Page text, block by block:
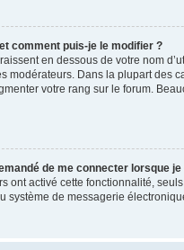
comment puis-je le modifier ?
en dessous de votre nom
modérateurs. Dans la plupart des
votre rang sur le forum.
de me connecter lorsque
ont activé cette fonctionnalité,
système de messagerie